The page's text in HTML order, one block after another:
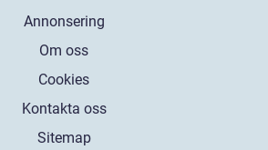
Annonsering
Om oss
Cookies
Kontakta oss
Sitemap